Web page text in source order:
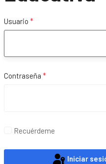
Usuario *
Contraseña *
Recuérdeme
Iniciar